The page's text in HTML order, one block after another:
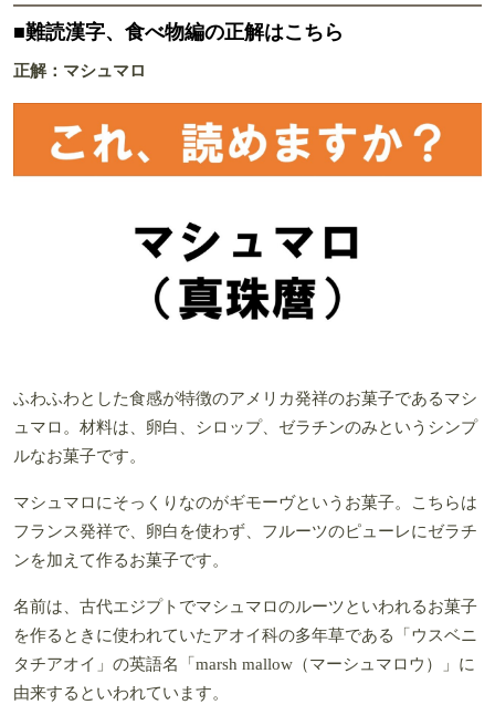
■難読漢字、食べ物編の正解はこちら
正解：マシュマロ
ふわふわとした食感が特徴のアメリカ発祥のお菓子であるマシ
ュマロ。材料は、卵白、シロップ、ゼラチンのみというシンプ
ルなお菓子です。
マシュマロにそっくりなのがギモーヴというお菓子。こちらは
フランス発祥で、卵白を使わず、フルーツのピューレにゼラチ
ンを加えて作るお菓子です。
名前は、古代エジプトでマシュマロのルーツといわれるお菓子
を作るときに使われていたアオイ科の多年草である「ウスベニ
タチアオイ」の英語名「marsh mallow（マーシュマロウ）」に
由来するといわれています。